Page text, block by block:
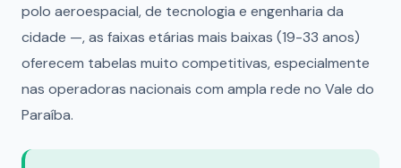
polo aeroespacial, de tecnologia e engenharia da
cidade —, as faixas etárias mais baixas (19-33 anos)
oferecem tabelas muito competitivas, especialmente
nas operadoras nacionais com ampla rede no Vale do
Paraíba.